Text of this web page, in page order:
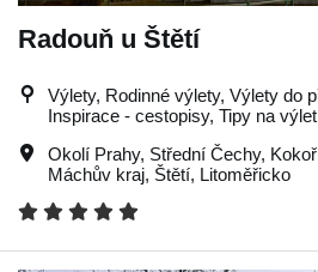
Radouň u Štětí
Výlety, Rodinné výlety, Výlety do
Inspirace - cestopisy, Tipy na výlet
Okolí Prahy, Střední Čechy,
Máchův kraj, Štětí, Litoměřicko